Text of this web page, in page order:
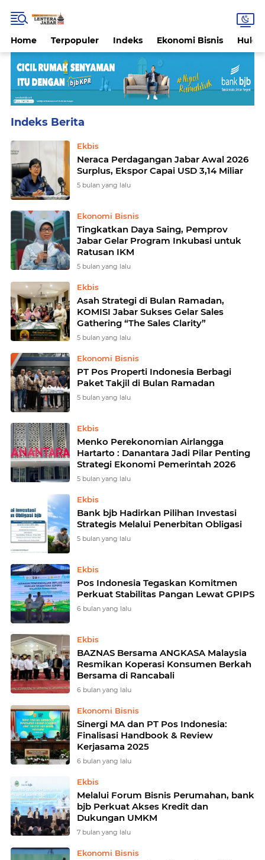
Home Terpopuler Indeks Ekonomi Bisnis
Ekbis
Neraca Perdagangan Jabar Awal 2026
Surplus, Ekspor Capai USD 3,14 Miliar
5 bulan yang lalu
Ekonomi Bisnis
Tingkatkan Daya Saing, Pemprov
Jabar Gelar Program Inkubasi untuk
Ratusan IKM
5 bulan yang lalu
Ekbis
Asah Strategi di Bulan Ramadan,
KOMISI Jabar Sukses Gelar Sales
Gathering “The Sales Clarity”
5 bulan yang lalu
Ekonomi Bisnis
PT Pos Properti Indonesia Berbagi
Paket Takjil di Bulan Ramadan
5 bulan yang lalu
Ekbis
Menko Perekonomian Airlangga
Hartarto : Danantara Jadi Pilar Penting
Strategi Ekonomi Pemerintah 2026
5 bulan yang lalu
Ekbis
Bank bjb Hadirkan Pilihan Investasi
Strategis Melalui Penerbitan Obligasi
5 bulan yang lalu
Ekbis
Pos Indonesia Tegaskan Komitmen
Perkuat Stabilitas Pangan Lewat GPIPS
6 bulan yang lalu
Ekbis
BAZNAS Bersama ANGKASA Malaysia
Resmikan Koperasi Konsumen Berkah
Bersama di Rancabali
6 bulan yang lalu
Ekonomi Bisnis
Sinergi MA dan PT Pos Indonesia:
Finalisasi Handbook & Review
Kerjasama 2025
6 bulan yang lalu
Ekbis
Melalui Forum Bisnis Perumahan, bank
bjb Perkuat Akses Kredit dan
Dukungan UMKM
7 bulan yang lalu
Ekonomi Bisnis